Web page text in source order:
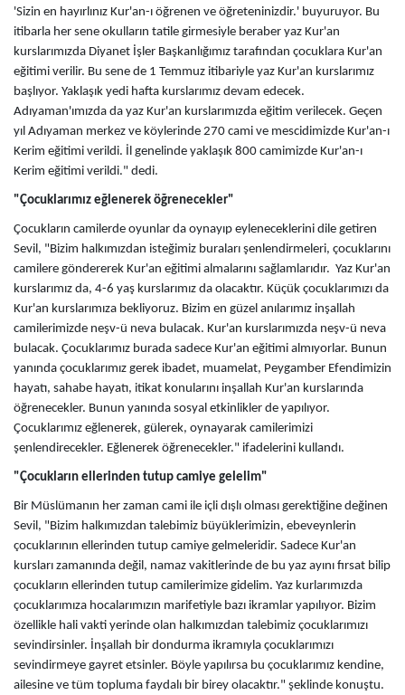
'Sizin en hayırlınız Kur'an-ı öğrenen ve öğreteninizdir.' buyuruyor. Bu
itibarla her sene okulların tatile girmesiyle beraber yaz Kur'an
kurslarımızda Diyanet İşler Başkanlığımız tarafından çocuklara Kur'an
eğitimi verilir. Bu sene de 1 Temmuz itibariyle yaz Kur'an kurslarımız
başlıyor. Yaklaşık yedi hafta kurslarımız devam edecek.
Adıyaman'ımızda da yaz Kur'an kurslarımızda eğitim verilecek. Geçen
yıl Adıyaman merkez ve köylerinde 270 cami ve mescidimizde Kur'an-ı
Kerim eğitimi verildi. İl genelinde yaklaşık 800 camimizde Kur'an-ı
Kerim eğitimi verildi." dedi.
"Çocuklarımız eğlenerek öğrenecekler"
Çocukların camilerde oyunlar da oynayıp eyleneceklerini dile getiren
Sevil, "Bizim halkımızdan isteğimiz buraları şenlendirmeleri, çocuklarını
camilere göndererek Kur'an eğitimi almalarını sağlamlarıdır. Yaz Kur'an
kurslarımız da, 4-6 yaş kurslarımız da olacaktır. Küçük çocuklarımızı da
Kur'an kurslarımıza bekliyoruz. Bizim en güzel anılarımız inşallah
camilerimizde neşv-ü neva bulacak. Kur'an kurslarımızda neşv-ü neva
bulacak. Çocuklarımız burada sadece Kur'an eğitimi almıyorlar. Bunun
yanında çocuklarımız gerek ibadet, muamelat, Peygamber Efendimizin
hayatı, sahabe hayatı, itikat konularını inşallah Kur'an kurslarında
öğrenecekler. Bunun yanında sosyal etkinlikler de yapılıyor.
Çocuklarımız eğlenerek, gülerek, oynayarak camilerimizi
şenlendirecekler. Eğlenerek öğrenecekler." ifadelerini kullandı.
"Çocukların ellerinden tutup camiye gelelim"
Bir Müslümanın her zaman cami ile içli dışlı olması gerektiğine değinen
Sevil, "Bizim halkımızdan talebimiz büyüklerimizin, ebeveynlerin
çocuklarının ellerinden tutup camiye gelmeleridir. Sadece Kur'an
kursları zamanında değil, namaz vakitlerinde de bu yaz ayını fırsat bilip
çocukların ellerinden tutup camilerimize gidelim. Yaz kurlarımızda
çocuklarımıza hocalarımızın marifetiyle bazı ikramlar yapılıyor. Bizim
özellikle hali vakti yerinde olan halkımızdan talebimiz çocuklarımızı
sevindirsinler. İnşallah bir dondurma ikramıyla çocuklarımızı
sevindirmeye gayret etsinler. Böyle yapılırsa bu çocuklarımız kendine,
ailesine ve tüm topluma faydalı bir birey olacaktır." şeklinde konuştu.